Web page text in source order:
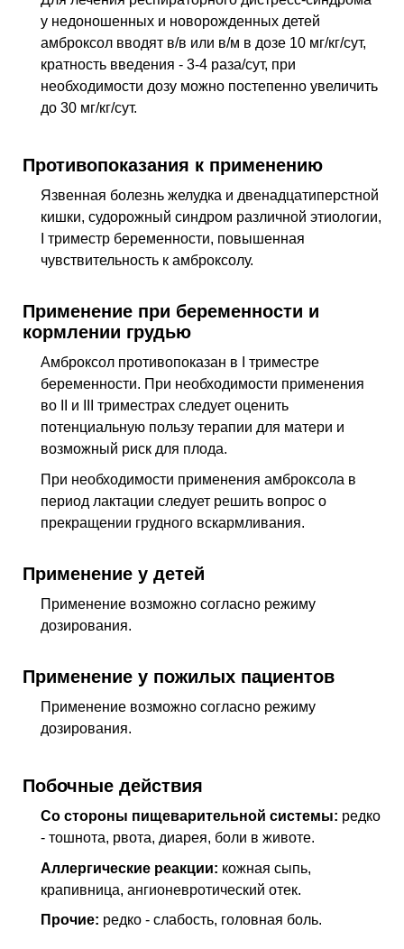
у недоношенных и новорожденных детей
амброксол вводят в/в или в/м в дозе 10 мг/кг/сут,
кратность введения - 3-4 раза/сут, при
необходимости дозу можно постепенно увеличить
до 30 мг/кг/сут.
Противопоказания к применению
Язвенная болезнь желудка и двенадцатиперстной
кишки, судорожный синдром различной этиологии,
I триместр беременности, повышенная
чувствительность к амброксолу.
Применение при беременности и
кормлении грудью
Амброксол противопоказан в I триместре
беременности. При необходимости применения
во II и III триместрах следует оценить
потенциальную пользу терапии для матери и
возможный риск для плода.
При необходимости применения амброксола в
период лактации следует решить вопрос о
прекращении грудного вскармливания.
Применение у детей
Применение возможно согласно режиму
дозирования.
Применение у пожилых пациентов
Применение возможно согласно режиму
дозирования.
Побочные действия
Со стороны пищеварительной системы: редко
- тошнота, рвота, диарея, боли в животе.
Аллергические реакции: кожная сыпь,
крапивница, ангионевротический отек.
Прочие: редко - слабость, головная боль.